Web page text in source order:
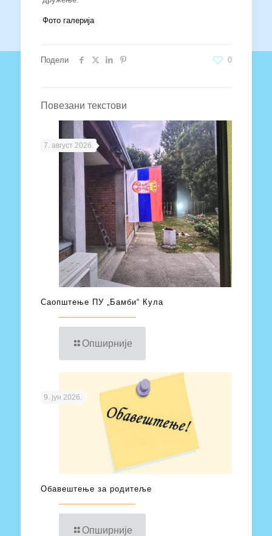
Фото галерија
Подели 0
Повезани текстови
7. август 2026.
Саопштење ПУ „Бамби“ Кула
Опширније
9. јун 2026.
Обавештење за родитеље
Опширније